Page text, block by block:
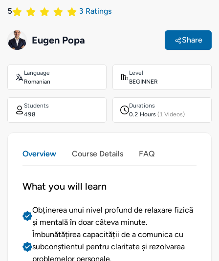
5 3 Ratings
Eugen Popa Share
Language
Romanian
Level
BEGINNER
Students
498
Durations
0.2 Hours (1 Videos)
Overview Course Details FAQ
What you will learn
Obținerea unui nivel profund de relaxare fizică
și mentală în doar câteva minute.
Îmbunătățirea capacității de a comunica cu
subconștientul pentru claritate și rezolvarea
problemelor personale.